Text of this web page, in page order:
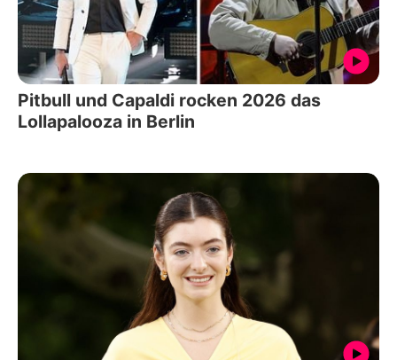
Pitbull und Capaldi rocken 2026 das
Lollapalooza in Berlin